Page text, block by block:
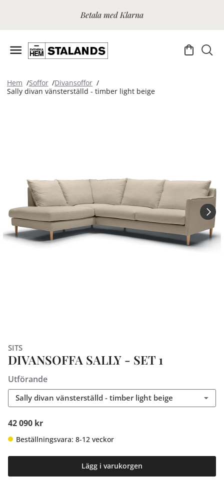
Betala med Klarna
Hem Soffor
Divansoffor
Sally divan vänsterställd - timber light beige
SITS
DIVANSOFFA SALLY - SET 1
Utförande
Sally divan vänsterställd - timber light beige
42 090 kr
Beställningsvara: 8-12 veckor
Lägg i varukorgen